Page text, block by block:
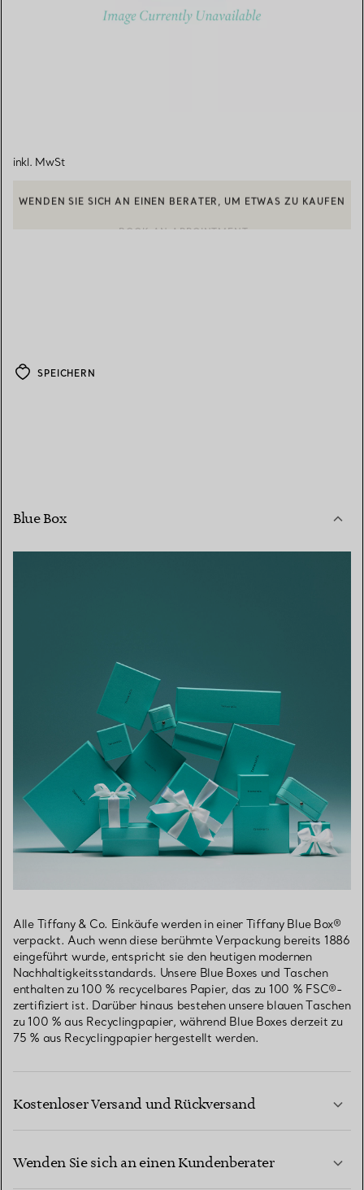
inkl. MwSt
SPEICHERN
Blue Box
Alle Tiffany & Co. Einkäufe werden in einer Tiffany Blue Box®
verpackt. Auch wenn diese berühmte Verpackung bereits 1886
eingeführt wurde, entspricht sie den heutigen modernen
Nachhaltigkeitsstandards. Unsere Blue Boxes und Taschen
enthalten zu 100 % recycelbares Papier, das zu 100 % FSC®-
zertifiziert ist. Darüber hinaus bestehen unsere blauen Taschen
zu 100 % aus Recyclingpapier, während Blue Boxes derzeit zu
75 % aus Recyclingpapier hergestellt werden.
Kostenloser Versand und Rückversand
Wenden Sie sich an einen Kundenberater